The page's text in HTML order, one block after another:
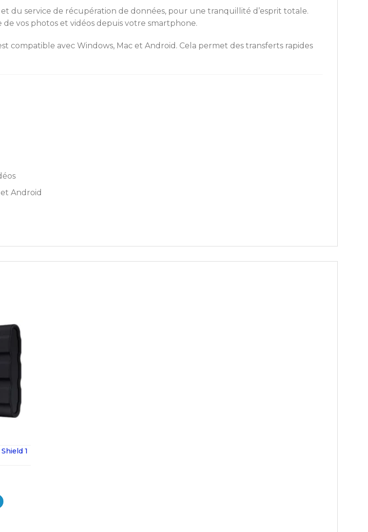
et du service de récupération de données, pour une tranquillité d’esprit totale.
vos photos et vidéos depuis votre smartphone.
compatible avec Windows, Mac et Android. Cela permet des transferts rapides
Android
1